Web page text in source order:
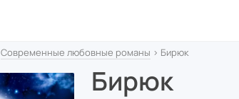
Современные любовные романы › Бирюк
Бирюк